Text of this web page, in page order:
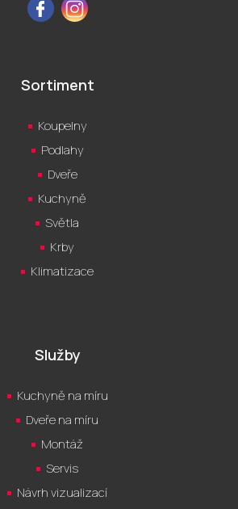
FacebookInstagram
Sortiment
Koupelny
Podlahy
Dveře
Kuchyně
Světla
Krby
Klimatizace
Služby
Kuchyně na míru
Dveře na míru
Montáž
Servis
Návrh vizualizací